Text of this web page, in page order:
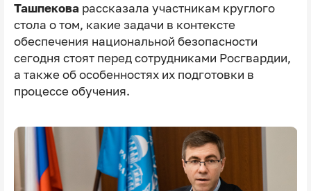
Ташпековарассказала участникам круглого
стола о том, какие задачи в контексте
обеспечения национальной безопасности
сегодня стоят перед сотрудниками Росгвардии,
а также об особенностях их подготовки в
процессе обучения.